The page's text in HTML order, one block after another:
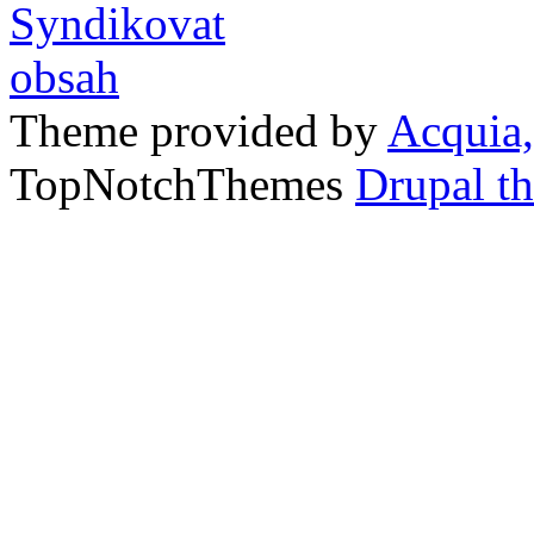
Theme provided by
TopNotchThemes Drupal